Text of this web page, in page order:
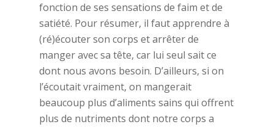
fonction de ses sensations de faim et de
satiété. Pour résumer, il faut apprendre à
(ré)écouter son corps et arrêter de
manger avec sa tête, car lui seul sait ce
dont nous avons besoin. D’ailleurs, si on
l’écoutait vraiment, on mangerait
beaucoup plus d’aliments sains qui offrent
plus de nutriments dont notre corps a